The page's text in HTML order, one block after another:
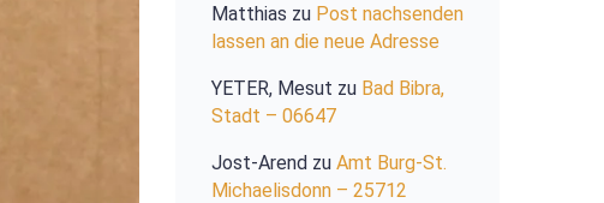
Matthias zu Post nachsenden
lassen an die neue Adresse
YETER, Mesut zu Bad Bibra,
Stadt – 06647
Jost-Arend zu Amt Burg-St.
Michaelisdonn – 25712